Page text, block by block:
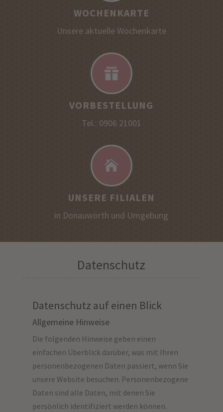
WOCHENKARTE
Unsere aktuelle Wochenkarte

VORBESTELLUNG
Tel.: 0906 21001

UNSERE FILIALEN
in Donauwörth und Umgebung
Datenschutz
Datenschutz auf einen Blick
Allgemeine Hinweise
Die folgenden Hinweise geben einen
einfachen Überblick darüber, was mit Ihren
personenbezogenen Daten passiert, wenn Sie
unsere Website besuchen. Personenbezogene
Daten sind alle Daten, mit denen Sie
persönlich identifiziert werden können.